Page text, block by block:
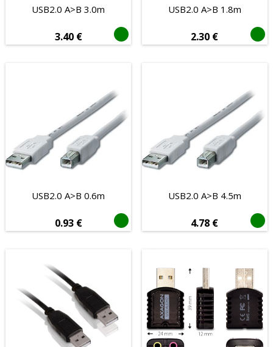
Mrežni
HDMI
USB
Mobiteli i oprema
Tablet računala
Audio i video
POS oprema
USB2.0 A>B 3.0m
3.40 €
USB2.0 A>B 1.8m
2.30 €
USB2.0 A>B 0.6m
0.93 €
USB2.0 A>B 4.5m
4.78 €